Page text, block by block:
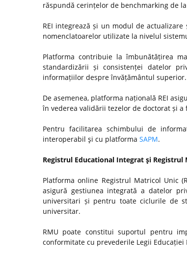
răspundă cerințelor de benchmarking de
REI integrează și un modul de
nomenclatoarelor utilizate la nivelul
Platforma contribuie la îmbunătățirea
standardizării și consistenței datelor
informațiilor despre învățământul superior.
De asemenea, platforma națională REI
în vederea validării tezelor de doctorat și
Pentru facilitarea schimbului de
interoperabil şi cu platforma SAPM.
Registrul Educational Integrat şi Registrul
Platforma online Registrul Matricol Unic
asigură gestiunea integrată a datelor
universitari și pentru toate ciclurile de
universitar.
RMU poate constitui suportul pentru
conformitate cu prevederile Legii Educației